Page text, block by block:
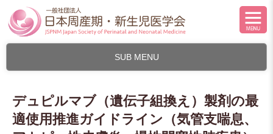
SUB MENU
デュピルマブ（遺伝子組換え）製剤の最
適使用推進ガイドライン（気管支喘息、